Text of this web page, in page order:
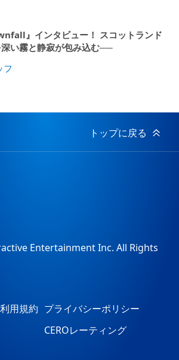
』インタビュー！ スコットランド
い霧と静寂が包み込む──
フ
トップに戻る
Entertainment Inc. All Rights
用規約 プライバシーポリシー
CEROレーティング